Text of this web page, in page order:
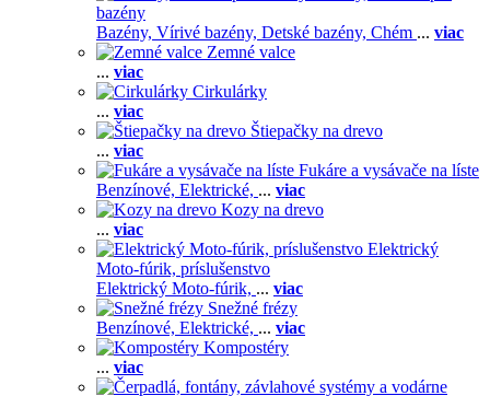
bazény
Bazény, Vírivé bazény, Detské bazény, Chém ... viac
Zemné valce
... viac
Cirkulárky
... viac
Štiepačky na drevo
... viac
Fukáre a vysávače na líste
Benzínové, Elektrické, ... viac
Kozy na drevo
... viac
Elektrický
Moto-fúrik, príslušenstvo
Elektrický Moto-fúrik, ... viac
Snežné frézy
Benzínové, Elektrické, ... viac
Kompostéry
... viac